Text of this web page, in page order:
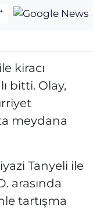
+
kiracı
bitti. Olay,
meydana
Tanyeli ile
arasında
tartışma